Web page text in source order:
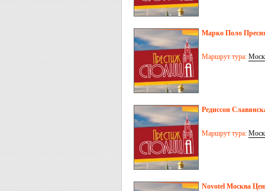
Марко Поло
Маршрут тура:
Редиссон
Маршрут тура:
Novotel Москва